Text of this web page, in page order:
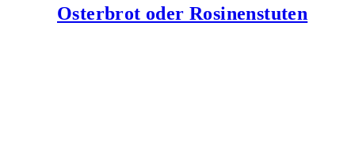
Osterbrot oder Rosinenstuten